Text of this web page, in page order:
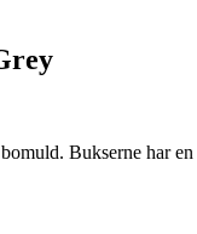
Bukserne har